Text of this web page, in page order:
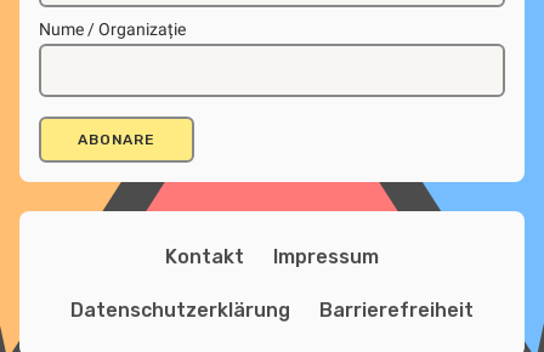
Nume / Organizație
Kontakt Impressum
Datenschutzerklärung Barrierefreiheit